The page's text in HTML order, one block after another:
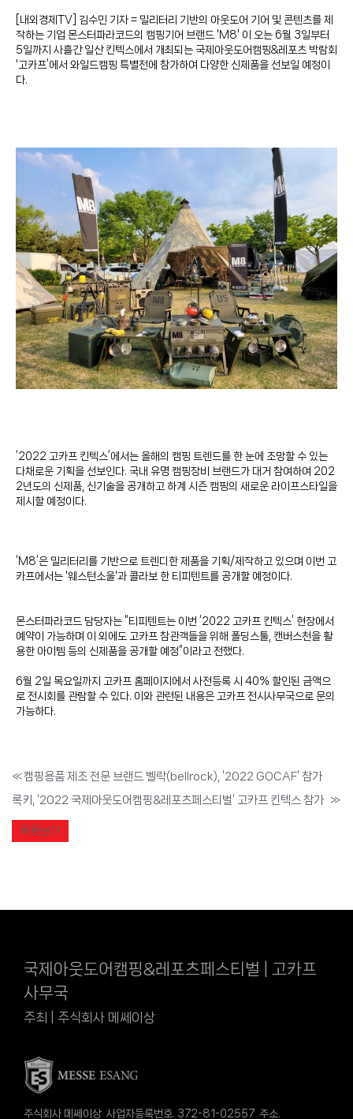
[내외경제TV] 김수민 기자 = 밀리터리 기반의 아웃도어 기어 및 콘텐츠를 제
작하는 기업 몬스터파라코드의 캠핑기어 브랜드 'M8' 이 오는 6월 3일부터
5일까지 사흘간 일산 킨텍스에서 개최되는 국제아웃도어캠핑&레포츠 박람회
'고카프’에서 와일드캠핑 특별전에 참가하여 다양한 신제품을 선보일 예정이
다.
‘2022 고카프 킨텍스’에서는 올해의 캠핑 트렌드를 한 눈에 조망할 수 있는
다채로운 기획을 선보인다. 국내 유명 캠핑장비 브랜드가 대거 참여하여 202
2년도의 신제품, 신기술을 공개하고 하계 시즌 캠핑의 새로운 라이프스타일을
제시할 예정이다.
‘M8’은 밀리터리를 기반으로 트렌디한 제품을 기획/제작하고 있으며 이번 고
카프에서는 '웨스턴소울'과 콜라보 한 티피텐트를 공개할 예정이다.
몬스터파라코드 담당자는 “티피텐트는 이번 ‘2022 고카프 킨텍스’ 현장에서
예약이 가능하며 이 외에도 고카프 참관객들을 위해 폴딩스툴, 캔버스천을 활
용한 아이템 등의 신제품을 공개할 예정”이라고 전했다.
6월 2일 목요일까지 고카프 홈페이지에서 사전등록 시 40% 할인된 금액으
로 전시회를 관람할 수 있다. 이와 관련된 내용은 고카프 전시사무국으로 문의
가능하다.
«캠핑용품 제조 전문 브랜드 벨락(bellrock), ‘2022 GOCAF’ 참가
록키, ‘2022 국제아웃도어캠핑&레포츠페스티벌’ 고카프 킨텍스 참가 »
목록보기
국제아웃도어캠핑&레포츠페스티벌 | 고카프
사무국
주최 | 주식회사 메쎄이상
주식회사 메쎄이상 사업자등록번호. 372-81-02557 주소.